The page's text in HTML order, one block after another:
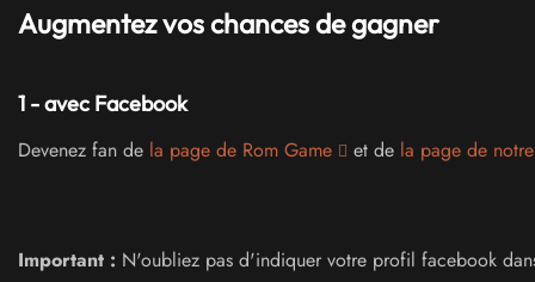
Augmentez vos chances de gagner
1 - avec Facebook
Devenez fan de la page de Rom Game et de la page de
Important : N'oubliez pas d'indiquer votre profil facebook